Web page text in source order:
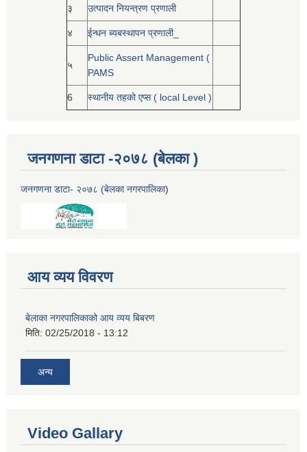
३ उत्पादन नियन्त्रण प्रणाली
४ ईन्धन ब्यबस्थापन प्रणाली_
५
Public Assert Management (
PAMS
6 स्थानीय तहको एप्स ( local Level )
जनगणना डाटा -२०७८ (बेलका )
जनगणना डाटा- २०७८ (बेलका नगरपालिका)
आय व्यय विवरण
बेलाका नगरपालिकाको आय व्यय बिबरण
मिति: 02/25/2018 - 13:12
अन्य
Video Gallary